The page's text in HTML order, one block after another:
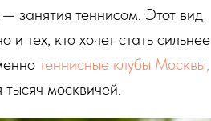
занятия теннисом. Этот вид
и тех, кто хочет стать сильнее
теннисные клубы Москвы,
москвичей.